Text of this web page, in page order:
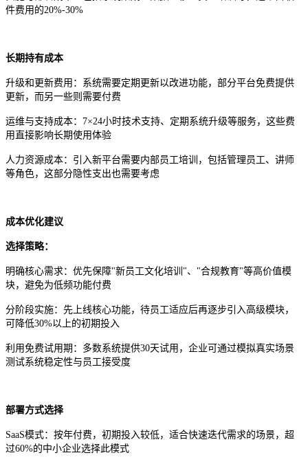
件费用的20%-30%
长期持有成本
升级和更新费用：系统需要定期更新以改进功能，部分平台免费提供
更新，而另一些则需要付费
运维与支持成本： 7×24小时技术支持、定期系统升级等服务，这些费
用直接影响长期使用体验
人力资源成本：引入新平台需要内部员工培训，包括管理员工、讲师
等角色，这部分隐性支出也需要考虑
成本优化建议
选择策略：
明确核心需求：优先保障"新员工文化培训"、"合规教育"等高价值模
块，避免为低频功能付费
分阶段实施：先上线核心功能，待员工适应后再逐步引入高级模块，
可降低30%以上的初期投入
利用免费试用期：多数系统提供30天试用，企业可通过模拟真实场景
测试系统稳定性与员工接受度
部署方式选择
SaaS模式：按年付费，初期投入较低，适合快速迭代需求的场景，超
过60%的中小企业选择此模式